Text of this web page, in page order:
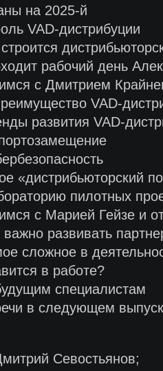
на 2025-й
VAD-дистрибуции
рабочий день
с Дмитрием
VAD-
развития VAD-
«дистрибьюторский
пилотных
с Марией Гейзе и
развивать
сложное в
в работе?
специалистам
в следующем
Севостьянов;